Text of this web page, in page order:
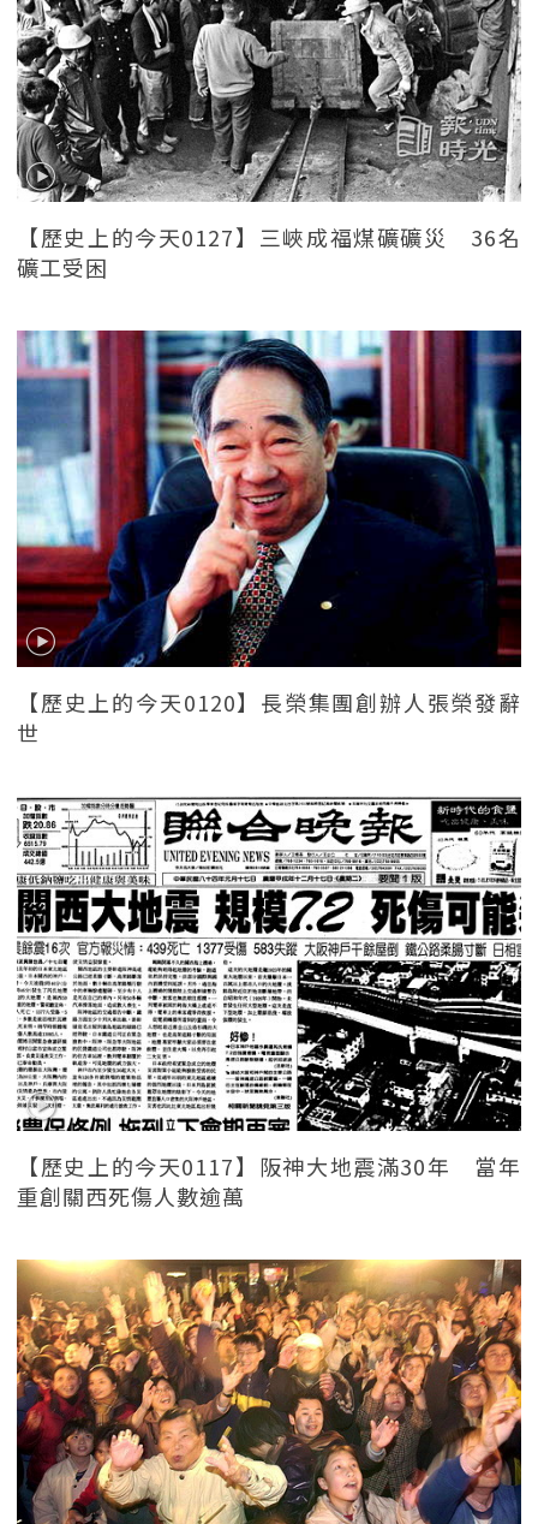
【歷史上的今天0127】三峽成福煤礦礦災 36名
礦工受困
【歷史上的今天0120】長榮集團創辦人張榮發辭
世
【歷史上的今天0117】阪神大地震滿30年 當年
重創關西死傷人數逾萬